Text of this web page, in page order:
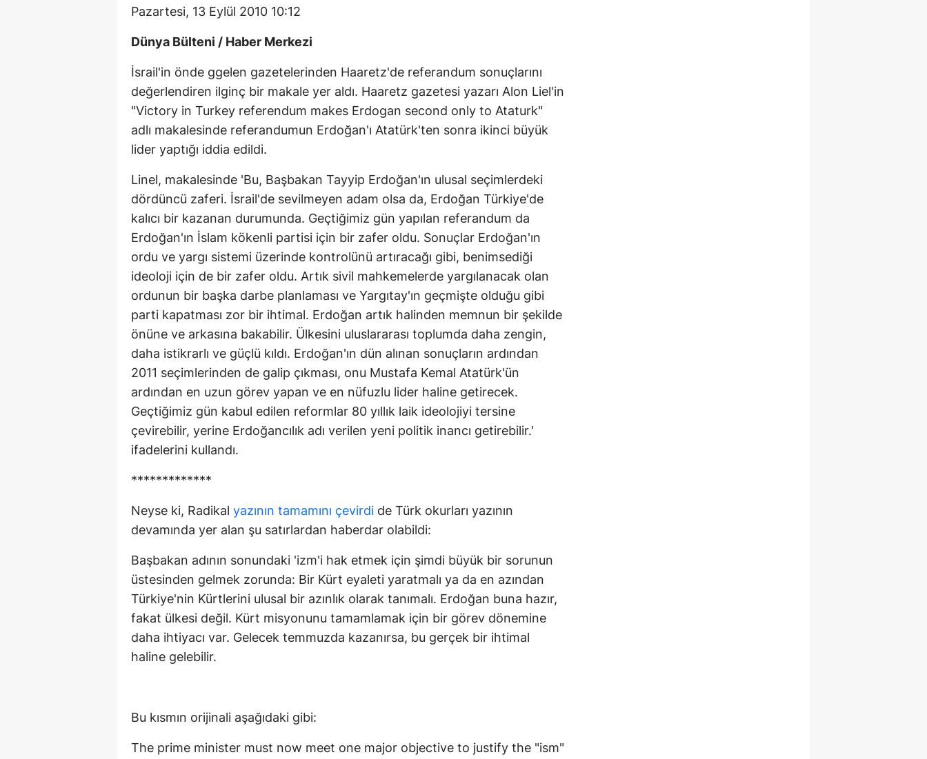
Pazartesi, 13 Eylül 2010 10:12
Dünya Bülteni / Haber Merkezi
İsrail'in önde ggelen gazetelerinden Haaretz'de referandum sonuçlarını
değerlendiren ilginç bir makale yer aldı. Haaretz gazetesi yazarı Alon Liel'in
"Victory in Turkey referendum makes Erdogan second only to Ataturk"
adlı makalesinde referandumun Erdoğan'ı Atatürk'ten sonra ikinci büyük
lider yaptığı iddia edildi.
Linel, makalesinde 'Bu, Başbakan Tayyip Erdoğan'ın ulusal seçimlerdeki
dördüncü zaferi. İsrail'de sevilmeyen adam olsa da, Erdoğan Türkiye'de
kalıcı bir kazanan durumunda. Geçtiğimiz gün yapılan referandum da
Erdoğan'ın İslam kökenli partisi için bir zafer oldu. Sonuçlar Erdoğan'ın
ordu ve yargı sistemi üzerinde kontrolünü artıracağı gibi, benimsediği
ideoloji için de bir zafer oldu. Artık sivil mahkemelerde yargılanacak olan
ordunun bir başka darbe planlaması ve Yargıtay'ın geçmişte olduğu gibi
parti kapatması zor bir ihtimal. Erdoğan artık halinden memnun bir şekilde
önüne ve arkasına bakabilir. Ülkesini uluslararası toplumda daha zengin,
daha istikrarlı ve güçlü kıldı. Erdoğan'ın dün alınan sonuçların ardından
2011 seçimlerinden de galip çıkması, onu Mustafa Kemal Atatürk'ün
ardından en uzun görev yapan ve en nüfuzlu lider haline getirecek.
Geçtiğimiz gün kabul edilen reformlar 80 yıllık laik ideolojiyi tersine
çevirebilir, yerine Erdoğancılık adı verilen yeni politik inancı getirebilir.'
ifadelerini kullandı.
*************
Neyse ki, Radikal yazının tamamını çevirdi de Türk okurları yazının
devamında yer alan şu satırlardan haberdar olabildi:
Başbakan adının sonundaki 'izm'i hak etmek için şimdi büyük bir sorunun
üstesinden gelmek zorunda: Bir Kürt eyaleti yaratmalı ya da en azından
Türkiye'nin Kürtlerini ulusal bir azınlık olarak tanımalı. Erdoğan buna hazır,
fakat ülkesi değil. Kürt misyonunu tamamlamak için bir görev dönemine
daha ihtiyacı var. Gelecek temmuzda kazanırsa, bu gerçek bir ihtimal
haline gelebilir.
Bu kısmın orijinali aşağıdaki gibi:
The prime minister must now meet one major objective to justify the "ism"